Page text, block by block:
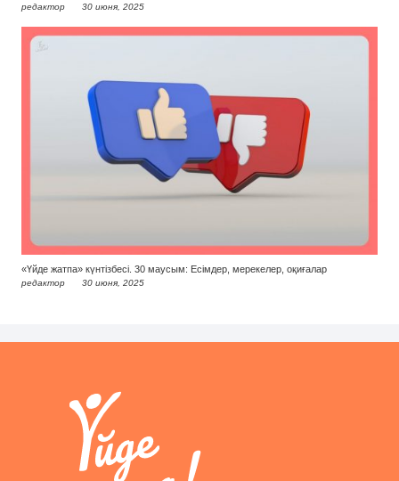
редактор 30 июня, 2025
«Үйде жатпа» күнтізбесі. 30 маусым: Есімдер, мерекелер, оқиғалар
редактор 30 июня, 2025